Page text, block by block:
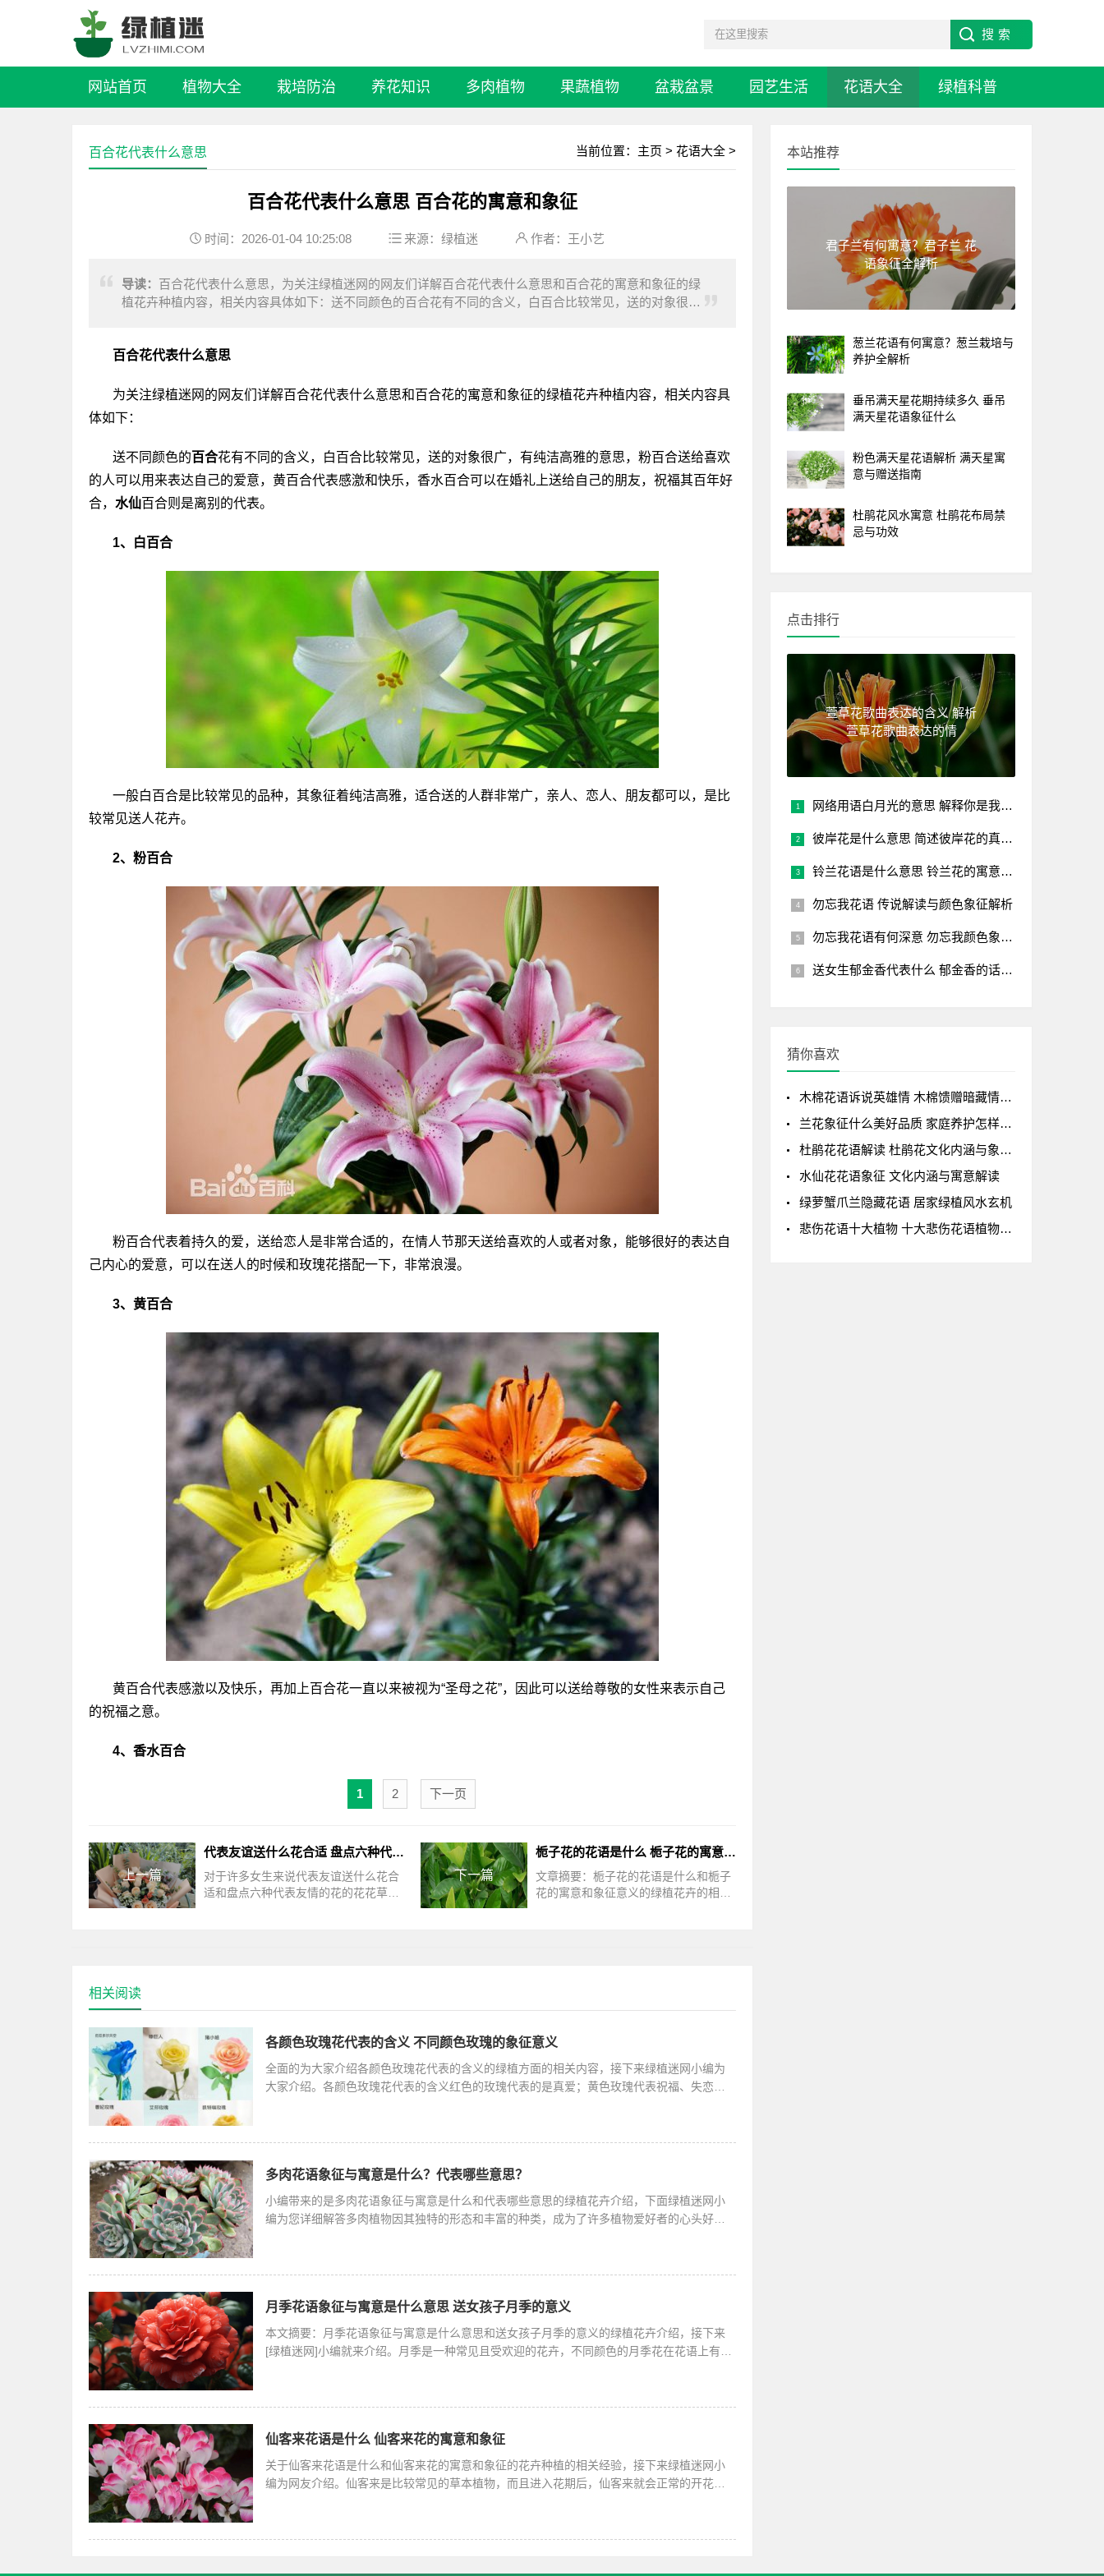
网站首页 植物大全 栽培防治 养花知识 多肉植物 果蔬植物 盆栽盆景 园艺生活 花语大全 绿植科普
当前位置： 主页 > 花语大全 >
百合花代表什么意思
百合花代表什么意思 百合花的寓意和象征
时间：2026-01-04 10:25:08 来源： 绿植迷 作者：王小艺
导读： 百合花代表什么意思，为关注绿植迷网的网友们详解百合花代表什么意思和百合花的寓意和象征的绿
植花卉种植内容，相关内容具体如下：送不同颜色的百合花有不同的含义，白百合比较常见，送的对象很
百合花代表什么意思
为关注绿植迷网的网友们详解百合花代表什么意思和百合花的寓意和象征的绿植花卉种植内容，相关内容具
体如下：
送不同颜色的百合花有不同的含义，白百合比较常见，送的对象很广，有纯洁高雅的意思，粉百合送给喜欢
的人可以用来表达自己的爱意，黄百合代表感激和快乐，香水百合可以在婚礼上送给自己的朋友，祝福其百年好
合， 水仙百合则是离别的代表。
1、白百合
一般白百合是比较常见的品种，其象征着纯洁高雅，适合送的人群非常广，亲人、恋人、朋友都可以，是比
较常见送人花卉。
2、粉百合
粉百合代表着持久的爱，送给恋人是非常合适的，在情人节那天送给喜欢的人或者对象，能够很好的表达自
己内心的爱意，可以在送人的时候和玫瑰花搭配一下，非常浪漫。
3、黄百合
黄百合代表感激以及快乐，再加上百合花一直以来被视为“圣母之花”，因此可以送给尊敬的女性来表示自己
的祝福之意。
4、香水百合
1 2 下一页
上一篇
代表友谊送什么花合适 盘点六种代表友情的花
对于许多女生来说代表友谊送什么花合
适和盘点六种代表友情的花的花花草草
下一篇
栀子花的花语是什么 栀子花的寓意和象征意义
文章摘要：栀子花的花语是什么和栀子
花的寓意和象征意义的绿植花卉的相关
相关阅读
各颜色玫瑰花代表的含义 不同颜色玫瑰的象征意义
全面的为大家介绍各颜色玫瑰花代表的含义的绿植方面的相关内容，接下来绿植迷网小编为
大家介绍。各颜色玫瑰花代表的含义红色的玫瑰代表的是真爱；黄色玫瑰代表祝福、失恋的
多肉花语象征与寓意是什么？代表哪些意思？
小编带来的是多肉花语象征与寓意是什么和代表哪些意思的绿植花卉介绍，下面绿植迷网小
编为您详细解答多肉植物因其独特的形态和丰富的种类，成为了许多植物爱好者的心头好。
月季花语象征与寓意是什么意思 送女孩子月季的意义
本文摘要：月季花语象征与寓意是什么意思和送女孩子月季的意义的绿植花卉介绍，接下来
[绿植迷网]小编就来介绍。月季是一种常见且受欢迎的花卉，不同颜色的月季花在花语上有着
仙客来花语是什么 仙客来花的寓意和象征
关于仙客来花语是什么和仙客来花的寓意和象征的花卉种植的相关经验，接下来绿植迷网小
编为网友介绍。仙客来是比较常见的草本植物，而且进入花期后，仙客来就会正常的开花，
本站推荐
君子兰有何寓意？君子兰 花
语象征全解析
葱兰花语有何寓意？葱兰栽培与
养护全解析
垂吊满天星花期持续多久 垂吊
满天星花语象征什么
粉色满天星花语解析 满天星寓
意与赠送指南
杜鹃花风水寓意 杜鹃花布局禁
忌与功效
点击排行
萱草花歌曲表达的含义 解析
萱草花歌曲表达的情
网络用语白月光的意思 解释你是我的白月光的含义
彼岸花是什么意思 简述彼岸花的真正含义
铃兰花语是什么意思 铃兰花的寓意和传说
勿忘我花语 传说解读与颜色象征解析
勿忘我花语有何深意 勿忘我颜色象征解析
送女生郁金香代表什么 郁金香的话语和寓意
猜你喜欢
木棉花语诉说英雄情 木棉馈赠暗藏情感密码
兰花象征什么美好品质 家庭养护怎样避免误区
杜鹃花花语解读 杜鹃花文化内涵与象征意义
水仙花花语象征 文化内涵与寓意解读
绿萝蟹爪兰隐藏花语 居家绿植风水玄机
悲伤花语十大植物 十大悲伤花语植物传说